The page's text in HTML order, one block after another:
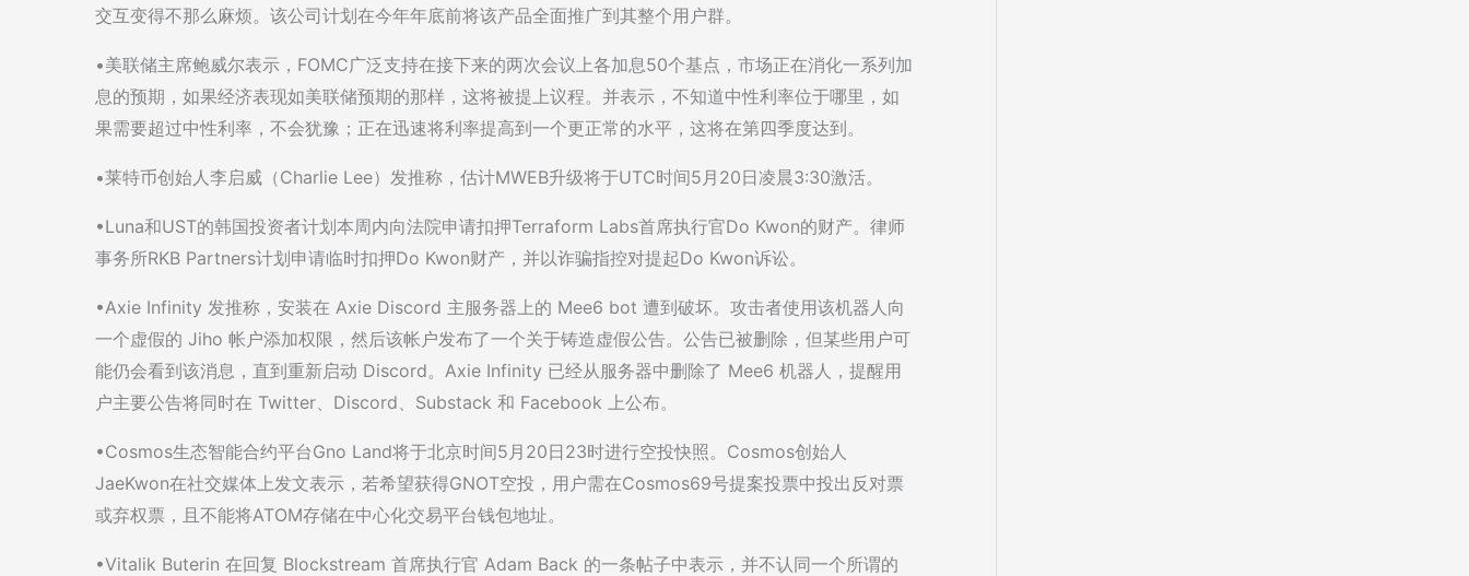
交互变得不那么麻烦。该公司计划在今年年底前将该产品全面推广到其整个用户群。
•美联储主席鲍威尔表示，FOMC广泛支持在接下来的两次会议上各加息50个基点，市场正在消化一系列加
息的预期，如果经济表现如美联储预期的那样，这将被提上议程。并表示，不知道中性利率位于哪里，如
果需要超过中性利率，不会犹豫；正在迅速将利率提高到一个更正常的水平，这将在第四季度达到。
•莱特币创始人李启威（Charlie Lee）发推称，估计MWEB升级将于UTC时间5月20日凌晨3:30激活。
•Luna和UST的韩国投资者计划本周内向法院申请扣押Terraform Labs首席执行官Do Kwon的财产。律师
事务所RKB Partners计划申请临时扣押Do Kwon财产，并以诈骗指控对提起Do Kwon诉讼。
•Axie Infinity 发推称，安装在 Axie Discord 主服务器上的 Mee6 bot 遭到破坏。攻击者使用该机器人向
一个虚假的 Jiho 帐户添加权限，然后该帐户发布了一个关于铸造虚假公告。公告已被删除，但某些用户可
能仍会看到该消息，直到重新启动 Discord。Axie Infinity 已经从服务器中删除了 Mee6 机器人，提醒用
户主要公告将同时在 Twitter、Discord、Substack 和 Facebook 上公布。
•Cosmos生态智能合约平台Gno Land将于北京时间5月20日23时进行空投快照。Cosmos创始人
JaeKwon在社交媒体上发文表示，若希望获得GNOT空投，用户需在Cosmos69号提案投票中投出反对票
或弃权票，且不能将ATOM存储在中心化交易平台钱包地址。
•Vitalik Buterin 在回复 Blockstream 首席执行官 Adam Back 的一条帖子中表示，并不认同一个所谓的